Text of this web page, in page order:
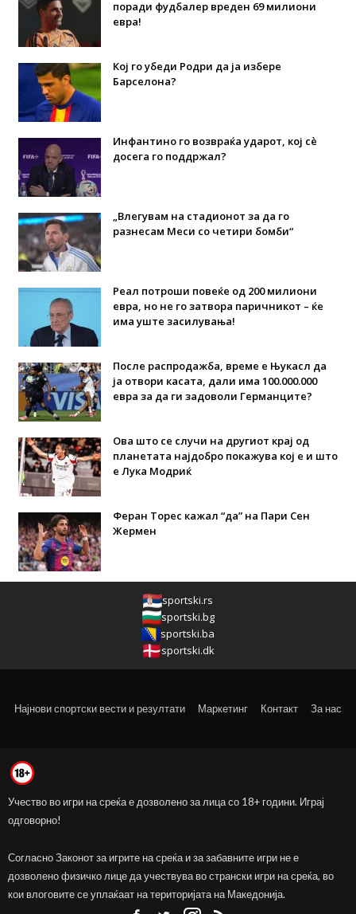
поради фудбалер вреден 69 милиони
евра!
Кој го убеди Родри да ја избере
Барселона?
Инфантино го возвраќа ударот, кој сè
досега го поддржал?
„Влегувам на стадионот за да го
разнесам Меси со четири бомби“
Реал потроши повеќе од 200 милиони
евра, но не го затвора паричникот – ќе
има уште засилувања!
После распродажба, време е Њукасл да
ја отвори касата, дали има 100.000.000
евра за да ги задоволи Германците?
Ова што се случи на другиот крај од
планетата најдобро покажува кој е и што
е Лука Модриќ
Феран Торес кажал “да” на Пари Сен
Жермен
sportski.rs
sportski.bg
sportski.ba
sportski.dk
Најнови спортски вести и резултати Маркетинг Контакт За нас
Учество во игри на среќа е дозволено за лица со 18+ години. Играј
одговорно!
Согласно Законот за игрите на среќа и за забавните игри не е
дозволено физичко лице да учествува во странски игри на среќа, во
кои влоговите се уплаќаат на територијата на Македонија.